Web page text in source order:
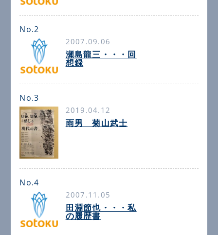
No.2
2007.09.06
瀬島龍三・・・回
想録
No.3
2019.04.12
雨男 菊山武士
No.4
2007.11.05
田淵節也・・・私
の履歴書